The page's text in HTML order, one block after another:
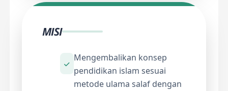
MISI
Mengembalikan konsep
pendidikan islam sesuai
metode ulama salaf dengan